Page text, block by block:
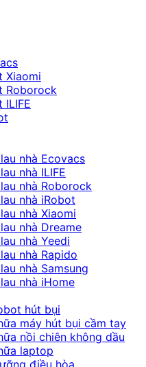
Xiaomi
Roborock
ILIFE
nhà Ecovacs
nhà ILIFE
nhà Roborock
nhà iRobot
nhà Xiaomi
nhà Dreame
nhà Yeedi
nhà Rapido
nhà Samsung
nhà iHome
hút bụi
máy hút bụi cầm tay
nồi chiên không dầu
laptop